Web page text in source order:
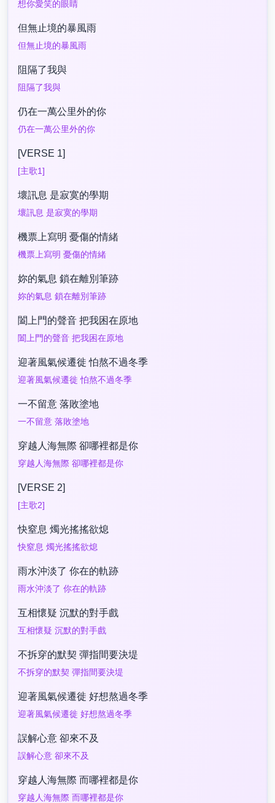
想你愛笑的眼睛
但無止境的暴風雨
但無止境的暴風雨
阻隔了我與
阻隔了我與
仍在一萬公里外的你
仍在一萬公里外的你
[VERSE 1]
[主歌1]
壞訊息 是寂寞的學期
壞訊息 是寂寞的學期
機票上寫明 憂傷的情緒
機票上寫明 憂傷的情緒
妳的氣息 鎖在離別筆跡
妳的氣息 鎖在離別筆跡
闔上門的聲音 把我困在原地
闔上門的聲音 把我困在原地
迎著風氣候遷徙 怕熬不過冬季
迎著風氣候遷徙 怕熬不過冬季
一不留意 落敗塗地
一不留意 落敗塗地
穿越人海無際 卻哪裡都是你
穿越人海無際 卻哪裡都是你
[VERSE 2]
[主歌2]
快窒息 燭光搖搖欲熄
快窒息 燭光搖搖欲熄
雨水沖淡了 你在的軌跡
雨水沖淡了 你在的軌跡
互相懷疑 沉默的對手戲
互相懷疑 沉默的對手戲
不拆穿的默契 彈指間要決堤
不拆穿的默契 彈指間要決堤
迎著風氣候遷徙 好想熬過冬季
迎著風氣候遷徙 好想熬過冬季
誤解心意 卻來不及
誤解心意 卻來不及
穿越人海無際 而哪裡都是你
穿越人海無際 而哪裡都是你